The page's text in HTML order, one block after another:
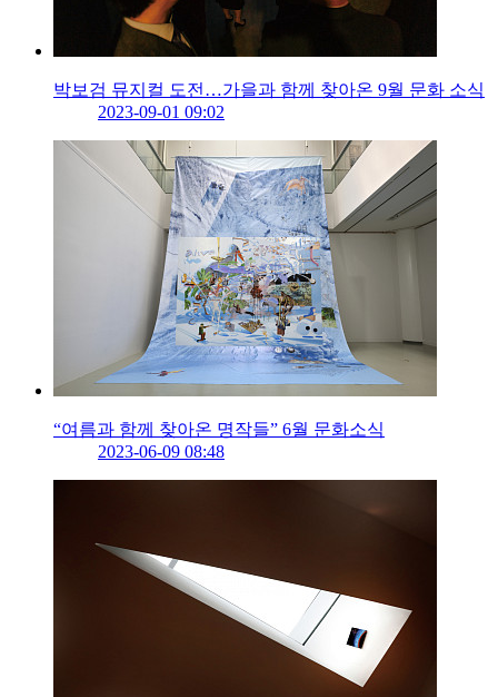
박보검 뮤지컬 도전…가을과 함께 찾아온 9월 문화 소식
2023-09-01 09:02
“여름과 함께 찾아온 명작들” 6월 문화소식
2023-06-09 08:48